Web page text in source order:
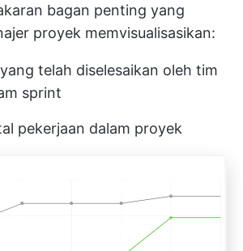
bagan penting yang
proyek memvisualisasikan:
telah diselesaikan oleh tim
sprint
pekerjaan dalam proyek